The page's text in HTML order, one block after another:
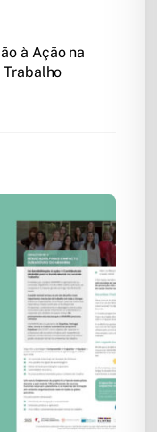
à Ação na